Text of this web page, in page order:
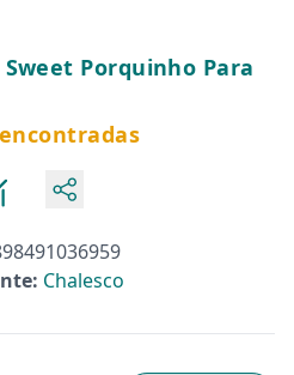
Porquinho Para
Chalesco